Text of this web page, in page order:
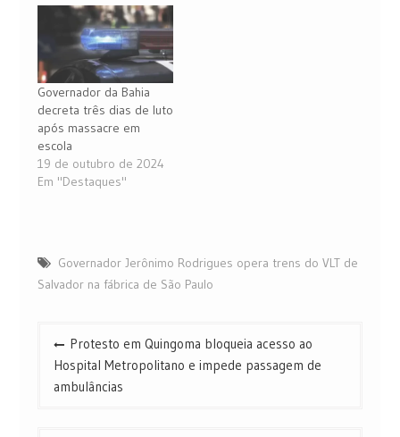
Governador da Bahia
decreta três dias de luto
após massacre em
escola
19 de outubro de 2024
Em "Destaques"
Governador Jerônimo Rodrigues opera trens do VLT de
Salvador na fábrica de São Paulo
Navegação
de
Post
Protesto em Quingoma bloqueia acesso ao
Hospital Metropolitano e impede passagem de
ambulâncias